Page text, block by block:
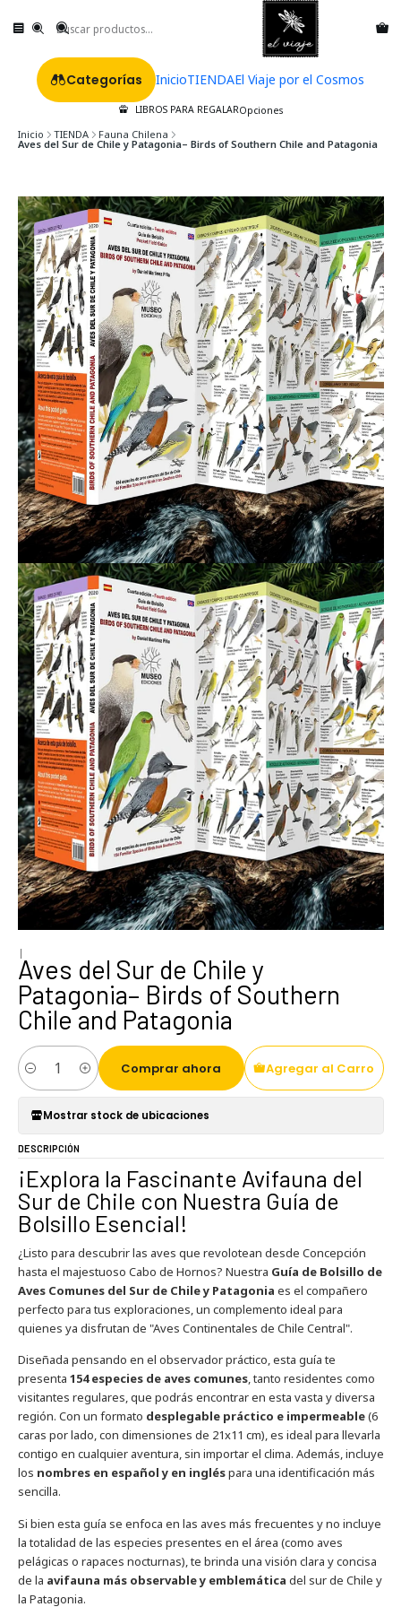
Categorías InicioTIENDAEl Viaje por el Cosmos
LIBROS PARA REGALAROpciones
Inicio TIENDA Fauna Chilena
Aves del Sur de Chile y Patagonia– Birds of Southern Chile and Patagonia
|
Aves del Sur de Chile y
Patagonia– Birds of Southern
Chile and Patagonia
Cantidad Agregar al Carro
Comprar ahora
Mostrar stock de ubicaciones
DESCRIPCIÓN
¡Explora la Fascinante Avifauna del
Sur de Chile con Nuestra Guía de
Bolsillo Esencial!
¿Listo para descubrir las aves que revolotean desde Concepción
hasta el majestuoso Cabo de Hornos? Nuestra Guía de Bolsillo de
Aves Comunes del Sur de Chile y Patagonia es el compañero
perfecto para tus exploraciones, un complemento ideal para
quienes ya disfrutan de "Aves Continentales de Chile Central".
Diseñada pensando en el observador práctico, esta guía te
presenta 154 especies de aves comunes, tanto residentes como
visitantes regulares, que podrás encontrar en esta vasta y diversa
región. Con un formato desplegable práctico e impermeable(6
caras por lado, con dimensiones de 21x11 cm), es ideal para llevarla
contigo en cualquier aventura, sin importar el clima. Además, incluye
los nombres en español y en ingléspara una identificación más
sencilla.
Si bien esta guía se enfoca en las aves más frecuentes y no incluye
la totalidad de las especies presentes en el área (como aves
pelágicas o rapaces nocturnas), te brinda una visión clara y concisa
de la avifauna más observable y emblemática del sur de Chile y
la Patagonia.